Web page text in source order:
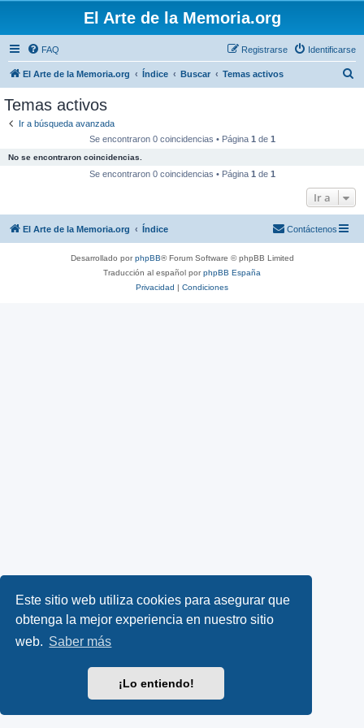
Este sitio web utiliza cookies para asegurar que
obtenga la mejor experiencia en nuestro sitio
web. Saber más
¡Lo entiendo!
El Arte de la Memoria.org
FAQ Identificarse
Registrarse
El Arte de la Memoria.org Índice Buscar Temas activos
Temas activos
Ir a búsqueda avanzada
Se encontraron 0 coincidencias • Página 1 de 1
No se encontraron coincidencias.
Se encontraron 0 coincidencias • Página 1 de 1
Ir a
El Arte de la Memoria.org Índice Contáctenos
Desarrollado porphpBB® Forum Software © phpBB Limited
Traducción al español porphpBB España
Privacidad | Condiciones